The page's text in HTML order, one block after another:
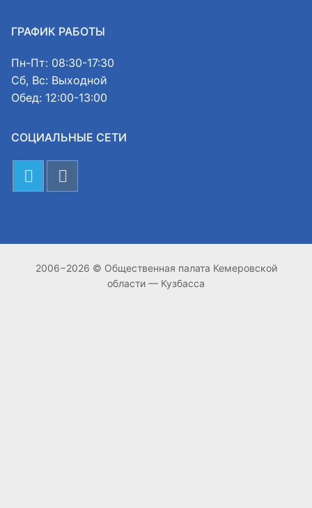
ГРАФИК РАБОТЫ
Пн-Пт: 08:30-17:30
Сб, Вс: Выходной
Обед: 12:00-13:00
СОЦИАЛЬНЫЕ СЕТИ
2006−2026 © Общественная палата Кемеровской
области — Кузбасса